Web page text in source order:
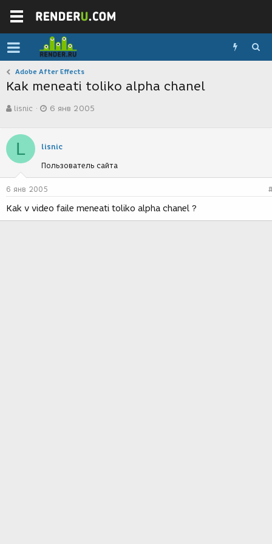
Adobe After Effects
Kak meneati toliko alpha chanel
в
о
р
т
е
м
ы
lisnic
а
с
з
д
и
я
6 янв 2005
L lisnic
Пользователь сайта
6 янв 2005
Kak v video faile meneati toliko alpha chanel ?